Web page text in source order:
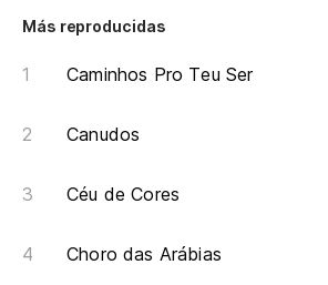
Más reproducidas
Caminhos Pro Teu Ser
Canudos
Céu de Cores
Choro das Arábias